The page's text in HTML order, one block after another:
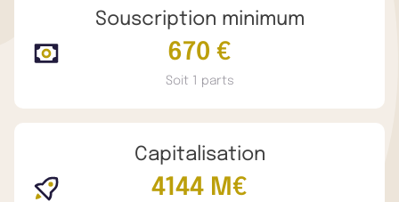
Souscription minimum
670 €
Soit 1 parts
Capitalisation
4144 M€